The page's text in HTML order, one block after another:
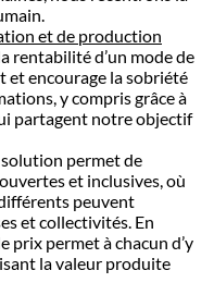
et de production
rentabilité d’un mode de
encourage la sobriété
y compris grâce à
partagent notre objectif
permet de
et inclusives, où
peuvent
et collectivités. En
prix permet à chacun d’y
la valeur produite